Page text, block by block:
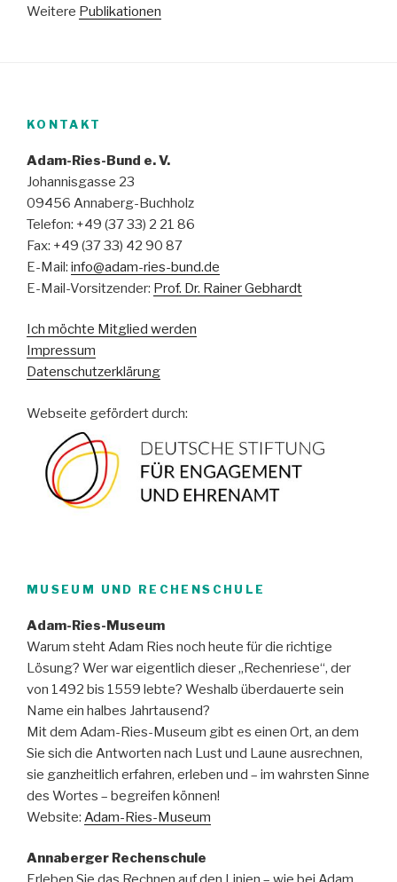
Weitere Publikationen
KONTAKT
Adam-Ries-Bund e. V.
Johannisgasse 23
09456 Annaberg-Buchholz
Telefon: +49 (37 33) 2 21 86
Fax: +49 (37 33) 42 90 87
E-Mail: info@adam-ries-bund.de
E-Mail-Vorsitzender: Prof. Dr. Rainer Gebhardt
Ich möchte Mitglied werden
Impressum
Datenschutzerklärung
Webseite gefördert durch:
MUSEUM UND RECHENSCHULE
Adam-Ries-Museum
Warum steht Adam Ries noch heute für die richtige
Lösung? Wer war eigentlich dieser „Rechenriese“, der
von 1492 bis 1559 lebte? Weshalb überdauerte sein
Name ein halbes Jahrtausend?
Mit dem Adam-Ries-Museum gibt es einen Ort, an dem
Sie sich die Antworten nach Lust und Laune ausrechnen,
sie ganzheitlich erfahren, erleben und – im wahrsten Sinne
des Wortes – begreifen können!
Website: Adam-Ries-Museum
Annaberger Rechenschule